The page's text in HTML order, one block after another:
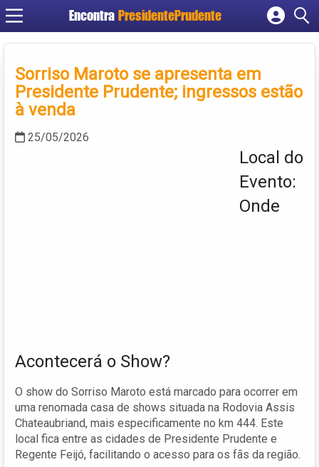
Encontra PresidentePrudente
Cadastrar empresa
Criar conta
Sorriso Maroto se apresenta em
Presidente Prudente; ingressos estão
à venda
25/05/2026
Local do
Evento:
Onde
Acontecerá o Show?
O show do Sorriso Maroto está marcado para ocorrer em
uma renomada casa de shows situada na Rodovia Assis
Chateaubriand, mais especificamente no km 444. Este
local fica entre as cidades de Presidente Prudente e
Regente Feijó, facilitando o acesso para os fãs da região.